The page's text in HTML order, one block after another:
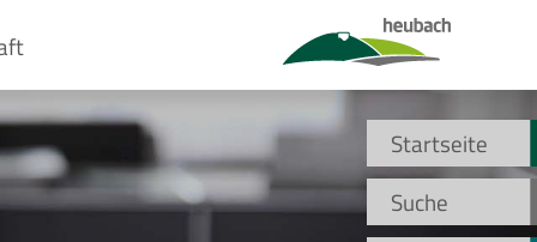
Startseite
Suche